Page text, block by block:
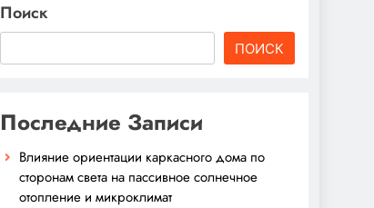
Поиск
ПОИСК
Последние Записи
Влияние ориентации каркасного дома по
сторонам света на пассивное солнечное
отопление и микроклимат